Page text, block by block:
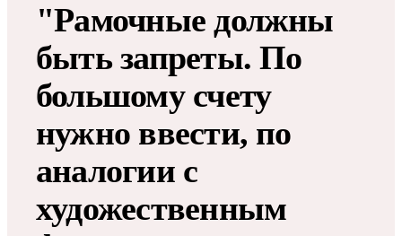
"Рамочные должны
быть запреты. По
большому счету
нужно ввести, по
аналогии с
художественным